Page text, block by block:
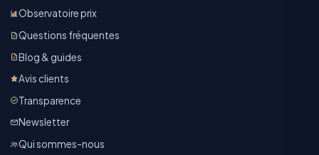
Observatoire prix
Questions fréquentes
Blog & guides
Avis clients
Transparence
Newsletter
Qui sommes-nous